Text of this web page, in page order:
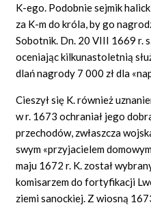
K-ego. Podobnie sejmik
za K-m do króla, by go
Sobotnik. Dn. 20 VIII 1669 r.
oceniając kilkunastoletnią
dlań nagrody 7 000 zł dla
Cieszył się K. również
w r. 1673 ochraniał jego
przechodów, zwłaszcza
swym «przyjacielem
maju 1672 r. K. został
komisarzem do fortyfikacji
ziemi sanockiej. Z wiosną